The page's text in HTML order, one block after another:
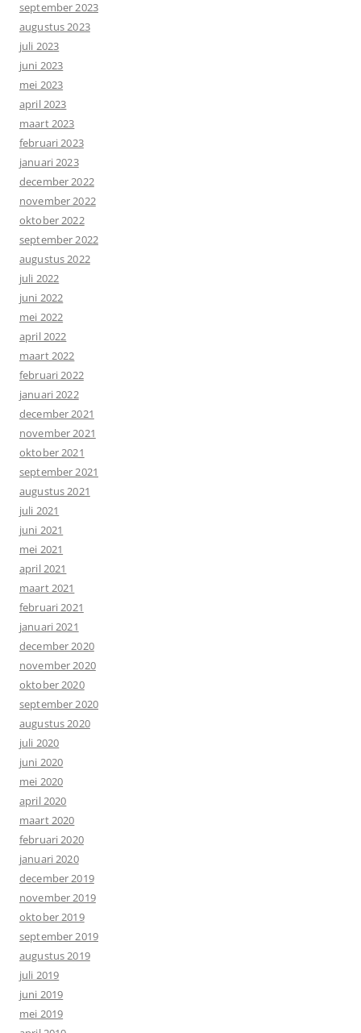
september 2023
augustus 2023
juli 2023
juni 2023
mei 2023
april 2023
maart 2023
februari 2023
januari 2023
december 2022
november 2022
oktober 2022
september 2022
augustus 2022
juli 2022
juni 2022
mei 2022
april 2022
maart 2022
februari 2022
januari 2022
december 2021
november 2021
oktober 2021
september 2021
augustus 2021
juli 2021
juni 2021
mei 2021
april 2021
maart 2021
februari 2021
januari 2021
december 2020
november 2020
oktober 2020
september 2020
augustus 2020
juli 2020
juni 2020
mei 2020
april 2020
maart 2020
februari 2020
januari 2020
december 2019
november 2019
oktober 2019
september 2019
augustus 2019
juli 2019
juni 2019
mei 2019